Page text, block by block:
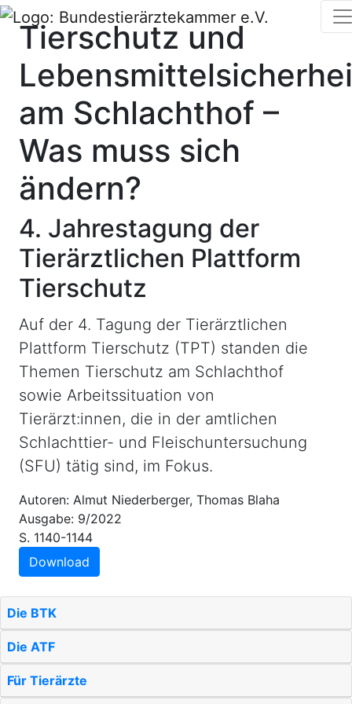
Tierschutz und
am Schlachthof –
Was muss sich
ändern?
4. Jahrestagung der
Tierärztlichen Plattform
Tierschutz
Auf der 4. Tagung der Tierärztlichen
Plattform Tierschutz (TPT) standen die
Themen Tierschutz am Schlachthof
sowie Arbeitssituation von
Tierärzt:innen, die in der amtlichen
Schlachttier- und Fleischuntersuchung
(SFU) tätig sind, im Fokus.
Autoren: Almut Niederberger, Thomas Blaha
Ausgabe: 9/2022
S. 1140-1144
Download
Die BTK
Die ATF
Für Tierärzte